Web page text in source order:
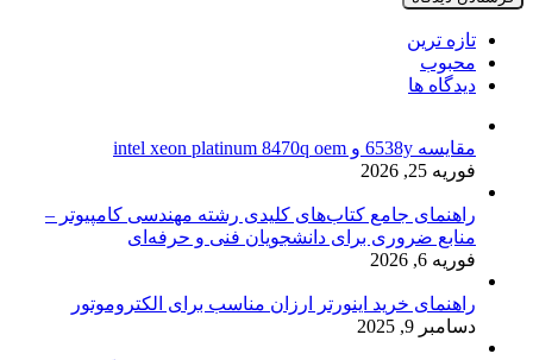
تازه ترین
محبوب
دیدگاه ها
مقایسه 6538y و intel xeon platinum 8470q oem
فوریه 25, 2026
راهنمای جامع کتاب‌های کلیدی رشته مهندسی کامپیوتر –
منابع ضروری برای دانشجویان فنی و حرفه‌ای
فوریه 6, 2026
راهنمای خرید اینورتر ارزان مناسب برای الکتروموتور
دسامبر 9, 2025